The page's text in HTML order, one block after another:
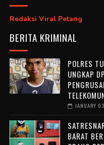
Redaksi Viral Petang
BERITA KRIMINAL
POLRES
UNGKAP
JANUARY
BARAT